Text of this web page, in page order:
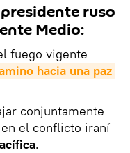
ruso
Medio:
fuego vigente
hacia una paz
conjuntamente
el conflicto iraní
.